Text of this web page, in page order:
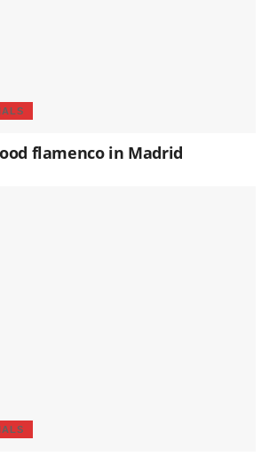
flamenco in Madrid